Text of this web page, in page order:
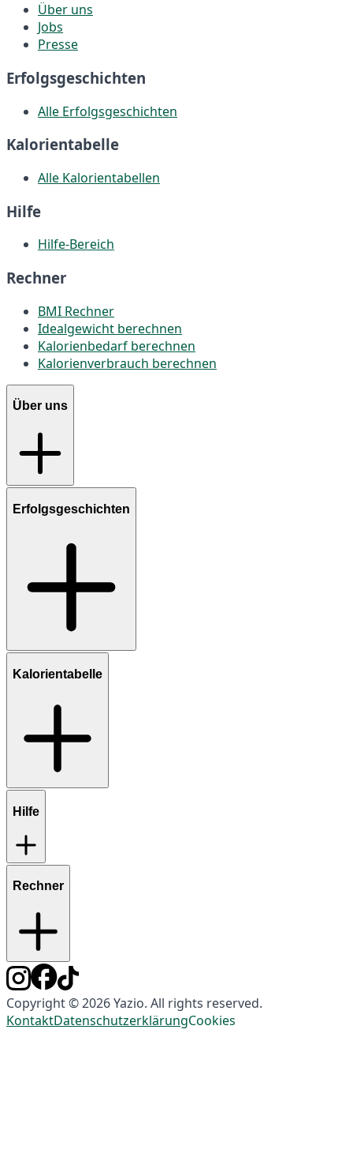
Über uns
Jobs
Presse
Erfolgsgeschichten
Alle Erfolgsgeschichten
Kalorientabelle
Alle Kalorientabellen
Hilfe
Hilfe-Bereich
Rechner
BMI Rechner
Idealgewicht berechnen
Kalorienbedarf berechnen
Kalorienverbrauch berechnen
Über uns
Erfolgsgeschichten
Kalorientabelle
Hilfe
Rechner
Copyright © 2026 Yazio. All rights reserved.
KontaktDatenschutzerklärungCookies